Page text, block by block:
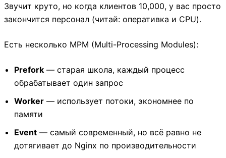
Звучит круто, но когда клиентов 10,000, у вас просто
закончится персонал (читай: оперативка и CPU).
Есть несколько MPM (Multi-Processing Modules):
Prefork — старая школа, каждый процесс
обрабатывает один запрос
Worker — использует потоки, экономнее по
памяти
Event — самый современный, но всё равно не
дотягивает до Nginx по производительности